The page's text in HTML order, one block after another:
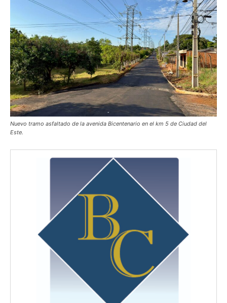
Nuevo tramo asfaltado de la avenida Bicentenario en el km 5 de Ciudad del
Este.